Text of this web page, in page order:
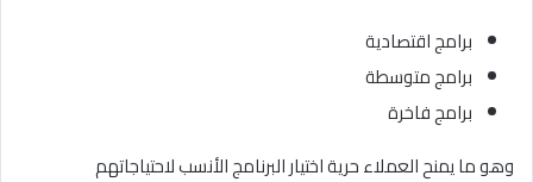
برامج اقتصادية
برامج متوسطة
برامج فاخرة
وهو ما يمنح العملاء حرية اختيار البرنامج الأنسب لاحتياجاتهم